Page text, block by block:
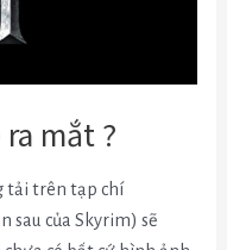
mắt ?
tải trên tạp chí
sau của Skyrim) sẽ